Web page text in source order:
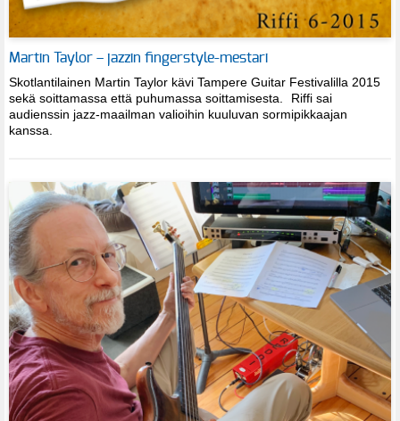
Martin Taylor – jazzin fingerstyle-mestari
Skotlantilainen Martin Taylor kävi Tampere Guitar Festivalilla 2015
sekä soittamassa että puhumassa soittamisesta. Riffi sai
audienssin jazz-maailman valioihin kuuluvan sormipikkaajan
kanssa.